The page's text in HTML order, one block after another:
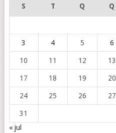
S T Q Q
3 4 5 6
10 11 12 13
17 18 19 20
24 25 26 27
31
« jul